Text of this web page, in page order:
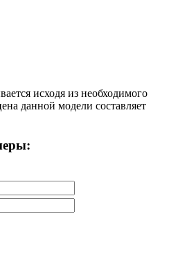
исходя из необходимого
данной модели составляет